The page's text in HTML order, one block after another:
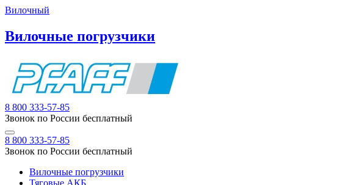
Вилочный
Вилочные погрузчики
8 800 333-57-85
Звонок по России бесплатный
8 800 333-57-85
Звонок по России бесплатный
Вилочные погрузчики
Тяговые АКБ